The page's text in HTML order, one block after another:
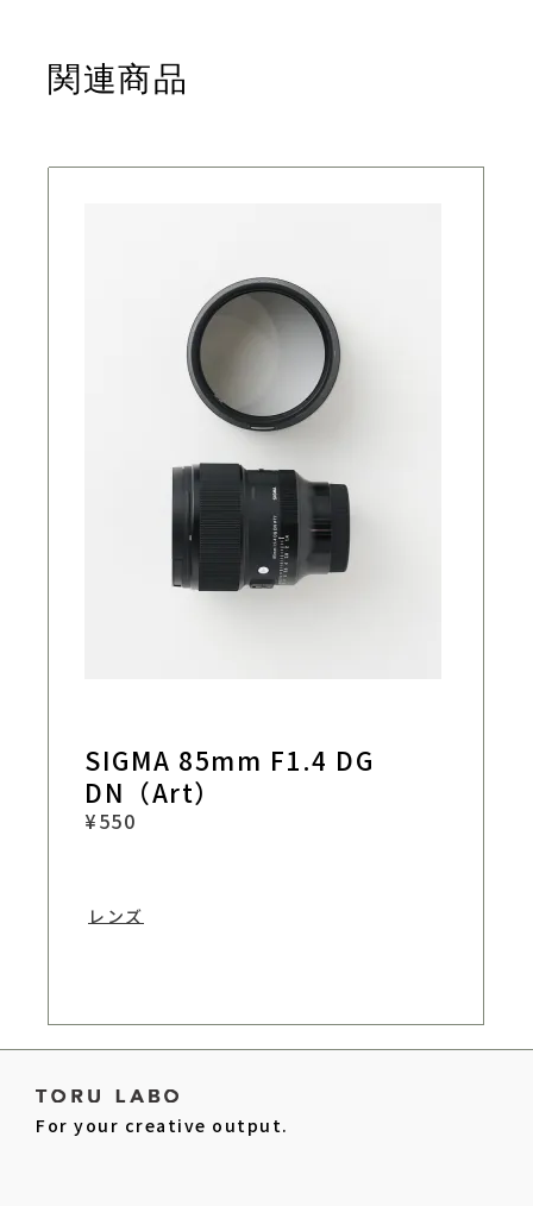
関連商品
SIGMA 85mm F1.4 DG
DN（Art）
¥550
レンズ
For your creative output.